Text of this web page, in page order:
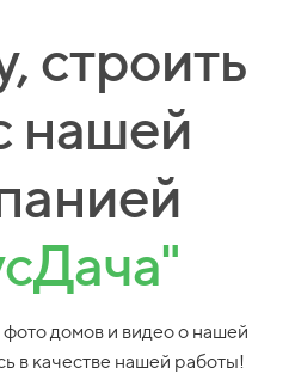
строить
нашей
домов и видео о нашей
в качестве нашей работы!